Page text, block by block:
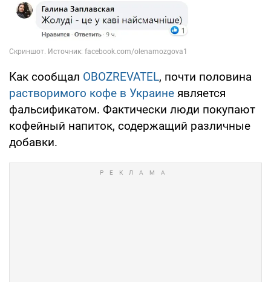
Как сообщал OBOZREVATEL, почти половина
растворимого кофе в Украине является
фальсификатом. Фактически люди покупают
кофейный напиток, содержащий различные
добавки.